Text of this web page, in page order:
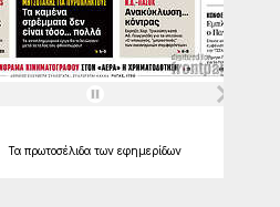
Τα πρωτοσέλιδα των εφημερίδων